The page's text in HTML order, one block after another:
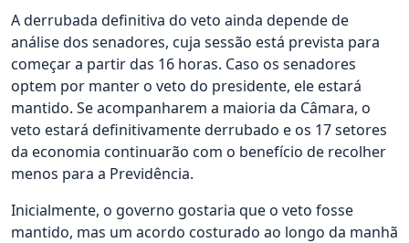
A derrubada definitiva do veto ainda depende de
análise dos senadores, cuja sessão está prevista para
começar a partir das 16 horas. Caso os senadores
optem por manter o veto do presidente, ele estará
mantido. Se acompanharem a maioria da Câmara, o
veto estará definitivamente derrubado e os 17 setores
da economia continuarão com o benefício de recolher
menos para a Previdência.
Inicialmente, o governo gostaria que o veto fosse
mantido, mas um acordo costurado ao longo da manhã